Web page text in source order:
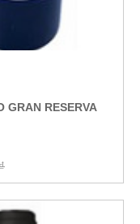
GRAN RESERVA